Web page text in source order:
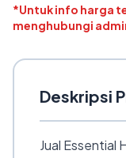
*Untuk info harga
menghubungi
Deskripsi
Jual Essential